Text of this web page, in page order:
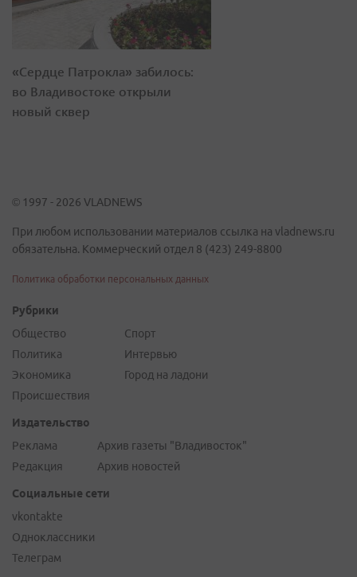
«Сердце Патрокла» забилось:
во Владивостоке открыли
новый сквер
© 1997 - 2026 VLADNEWS
При любом использовании материалов ссылка на vladnews.ru
обязательна. Коммерческий отдел 8 (423) 249-8800
Политика обработки персональных данных
Рубрики
Общество
Политика
Экономика
Происшествия
Спорт
Интервью
Город на ладони
Издательство
Реклама
Редакция
Архив газеты "Владивосток"
Архив новостей
Социальные сети
vkontakte
Одноклассники
Телеграм